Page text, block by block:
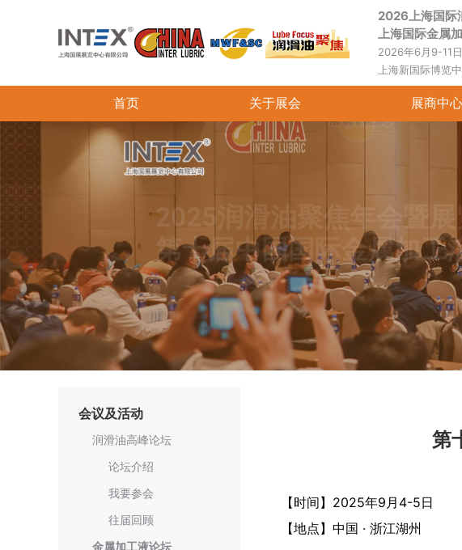
2026上海国际
上海国际金属
2026年6月9-11日
上海新国际博览
首页 关于展会 展商中心
2025.9.4-5
江苏 · 湖州
2025润滑油聚焦年会暨
第十届中国国际金属加工
第
【时间】2025年9月4-5日
【地点】中国 · 浙江湖州
会议及活动
润滑油高峰论坛
论坛介绍
我要参会
往届回顾
金属加工液论坛
首页